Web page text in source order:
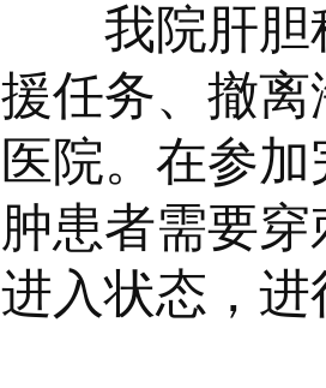
我院肝胆科
援任务、撤
医院。在参
肿患者需要
进入状态，进